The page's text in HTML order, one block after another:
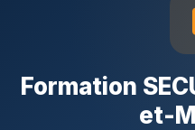
Formation
et-